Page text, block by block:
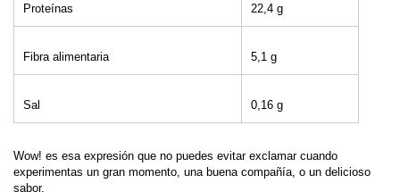
Proteínas 22,4 g
Fibra alimentaria 5,1 g
Sal 0,16 g
Wow! es esa expresión que no puedes evitar exclamar cuando
experimentas un gran momento, una buena compañía, o un delicioso
sabor.